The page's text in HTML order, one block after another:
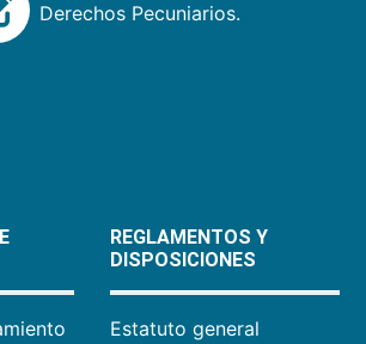
Derechos Pecuniarios.
REGLAMENTOS Y
DISPOSICIONES
Estatuto general